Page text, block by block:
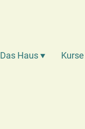
Das Haus Kurse